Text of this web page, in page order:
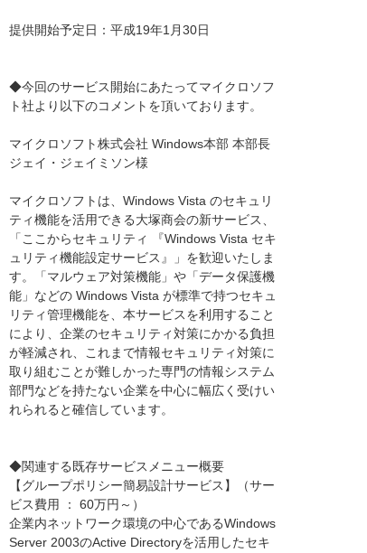
提供開始予定日：平成19年1月30日
◆今回のサービス開始にあたってマイクロソフ
ト社より以下のコメントを頂いております。
マイクロソフト株式会社 Windows本部 本部長
ジェイ・ジェイミソン様
マイクロソフトは、Windows Vista のセキュリ
ティ機能を活用できる大塚商会の新サービス、
「ここからセキュリティ 『Windows Vista セキ
ュリティ機能設定サービス』」を歓迎いたしま
す。「マルウェア対策機能」や「データ保護機
能」などの Windows Vista が標準で持つセキュ
リティ管理機能を、本サービスを利用すること
により、企業のセキュリティ対策にかかる負担
が軽減され、これまで情報セキュリティ対策に
取り組むことが難しかった専門の情報システム
部門などを持たない企業を中心に幅広く受けい
れられると確信しています。
◆関連する既存サービスメニュー概要
【グループポリシー簡易設計サービス】（サー
ビス費用 ： 60万円～）
企業内ネットワーク環境の中心であるWindows
Server 2003のActive Directoryを活用したセキ